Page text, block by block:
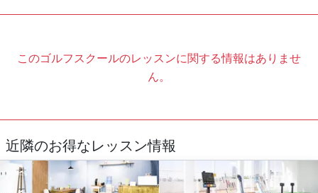
このゴルフスクールのレッスンに関する情報はありませ
ん。
近隣のお得なレッスン情報